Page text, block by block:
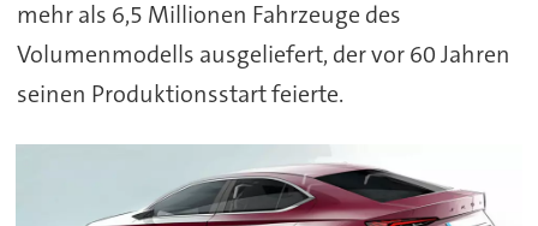
mehr als 6,5 Millionen Fahrzeuge des
Volumenmodells ausgeliefert, der vor 60 Jahren
seinen Produktionsstart feierte.